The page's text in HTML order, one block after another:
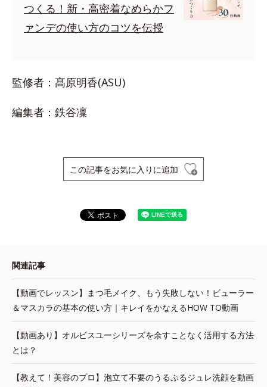
つくる！新・高密着なめらかフ
ァンデの使い方のコツを伝授
監修者：髙原明香(ASU)
編集者：鉄谷凜
この記事をお気に入りに追加
関連記事
【動画でレッスン】まつ毛メイク、もう失敗しない！ビューラー
＆マスカラの基本の使い方｜キレイをかなえるHOW TO動画
【動画あり】オルビスユーシリーズを余すことなく活用する方法
とは？
【教えて！美容のプロ】泡立て不要のうるぷるジュレ洗顔を動画